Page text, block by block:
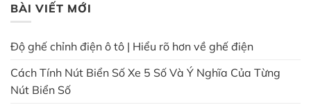
BÀI VIẾT MỚI
Độ ghế chỉnh điện ô tô | Hiểu rõ hơn về ghế điện
Cách Tính Nút Biển Số Xe 5 Số Và Ý Nghĩa Của Từng
Nút Biển Số